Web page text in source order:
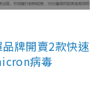
牌開賣2款快速
病毒